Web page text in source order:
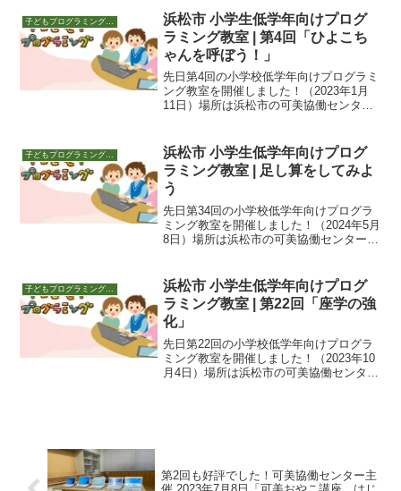
ィブAI。さまざまな質問にまるで...
浜松市 小学生低学年向けプログ
ラミング教室 | 第4回「ひよこち
ゃんを呼ぼう！」
先日第4回の小学校低学年向けプログラミ
ング教室を開催しました！（2023年1月
11日）場所は浜松市の可美協働センタ
すのみの授業でしたが、今回からは「メ
ッセー...
子どもプログラミング教室 活動
浜松市 小学生低学年向けプログ
ラミング教室 | 足し算をしてみよ
う
先日第34回の小学校低学年向けプログラ
ミング教室を開催しました！（2024年5月
8日）場所は浜松市の可美協働センター。
た教材で、プログラムの学習を進めま
す。ほ...
浜松市 小学生低学年向けプログ
ラミング教室 | 第22回「座学の強
化」
先日第22回の小学校低学年向けプログラ
ミング教室を開催しました！（2023年10
月4日）場所は浜松市の可美協働センタ
第2回も好評でした！可美協働センター主